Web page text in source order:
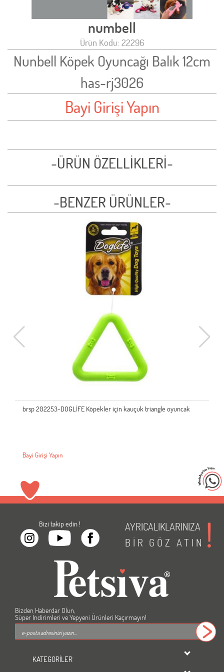
numbell
Ürün Kodu: 22296
Nunbell Köpek Oyuncağı Balık 12cm
has-rj3026
Bayi Girişi Yapın
-ÜRÜN ÖZELLİKLERİ-
-BENZER ÜRÜNLER-
brsp 202253-DOGLİFE Köpekler için kauçuk triangle oyuncak
Bayi Girişi Yapın
Bizi takip edin !
AYRICALIKLARINIZA
BİR GÖZ ATIN
Bizden Haberdar Olun,
Süper İndirimleri ve Yepyeni Ürünleri Kaçırmayın!
KATEGORİLER